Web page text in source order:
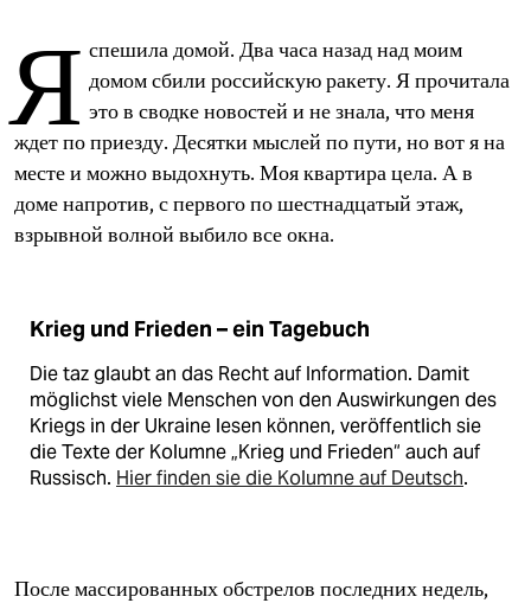
abo
genossenschaft
epaper login
Я спешила домой. Два часа назад над моим
домом сбили российскую ракету. Я прочитала
это в сводке новостей и не знала, что меня
ждет по приезду. Десятки мыслей по пути, но вот я на
месте и можно выдохнуть. Моя квартира цела. А в
доме напротив, с первого по шестнадцатый этаж,
взрывной волной выбило все окна.
Krieg und Frieden – ein Tagebuch
Die taz glaubt an das Recht auf Information. Damit
möglichst viele Menschen von den Auswirkungen des
Kriegs in der Ukraine lesen können, veröffentlich sie
die Texte der Kolumne „Krieg und Frieden“ auch auf
Russisch. Hier finden sie die Kolumne auf Deutsch.
После массированных обстрелов последних недель,